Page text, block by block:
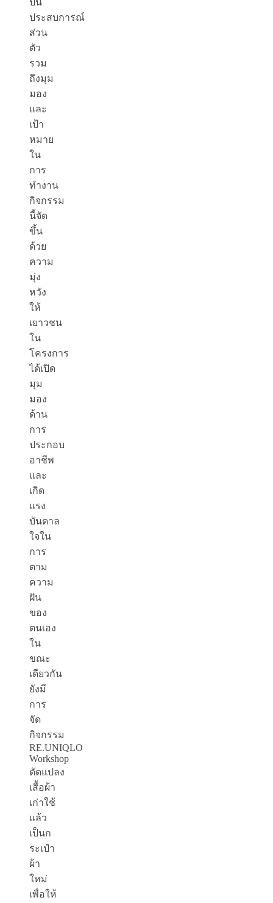
ปัน
ประสบการณ์
ส่วน
ตัว
รวม
ถึงมุม
มอง
และ
เป้า
หมาย
ใน
การ
ทำงาน
กิจกรรม
นี้จัด
ขึ้น
ด้วย
ความ
มุ่ง
หวัง
ให้
เยาวชน
ใน
โครงการ
ได้เปิด
มุม
มอง
ด้าน
การ
ประกอบ
อาชีพ
และ
เกิด
แรง
บันดาล
ใจใน
การ
ตาม
ความ
ฝัน
ของ
ตนเอง
ใน
ขณะ
เดียวกัน
ยังมี
การ
จัด
กิจกรรม
RE.UNIQLO
Workshop
ดัดแปลง
เสื้อผ้า
เก่าใช้
แล้ว
เป็นก
ระเป๋า
ผ้า
ใหม่
เพื่อให้